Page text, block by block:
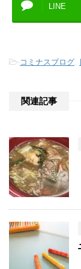
LINE
-コミナスブログ
関連記事